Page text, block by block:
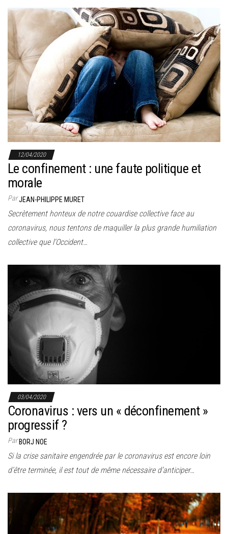
12/04/2020
Le confinement : une faute politique et
morale
ParJEAN-PHILIPPE MURET
Secrètement honteux de notre couardise collective face au
coronavirus, nous tentons de maquiller la plus grande humiliation
collective que l’Occident…
03/04/2020
Coronavirus : vers un « déconfinement »
progressif ?
ParBORJ NOE
Si la crise sanitaire engendrée par le coronavirus est encore loin
d’être terminée, il est tout de même nécessaire d’anticiper…